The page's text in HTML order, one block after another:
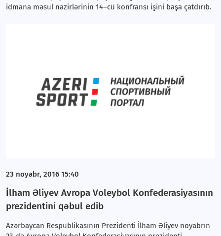
idmana məsul nazirlərinin 14–cü konfransı işini başa çatdırıb.
23 noyabr, 2016 15:40
İlham Əliyev Avropa Voleybol Konfederasiyasının
prezidentini qəbul edib
Azərbaycan Respublikasının Prezidenti İlham Əliyev noyabrın